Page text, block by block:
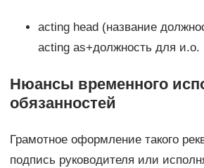
acting head (название
acting as+должность для и.о.
Нюансы временного
обязанностей
Грамотное оформление такого
подпись руководителя или